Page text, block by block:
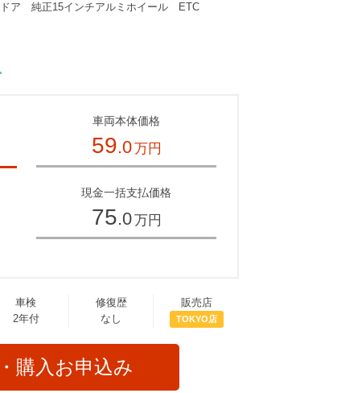
ア 純正15インチアルミホイール ETC
車両本体価格
59.0万円
現金一括支払価格
75.0万円
車検
2年付
修復歴
なし
販売店
TOKYO店
購入お申込み